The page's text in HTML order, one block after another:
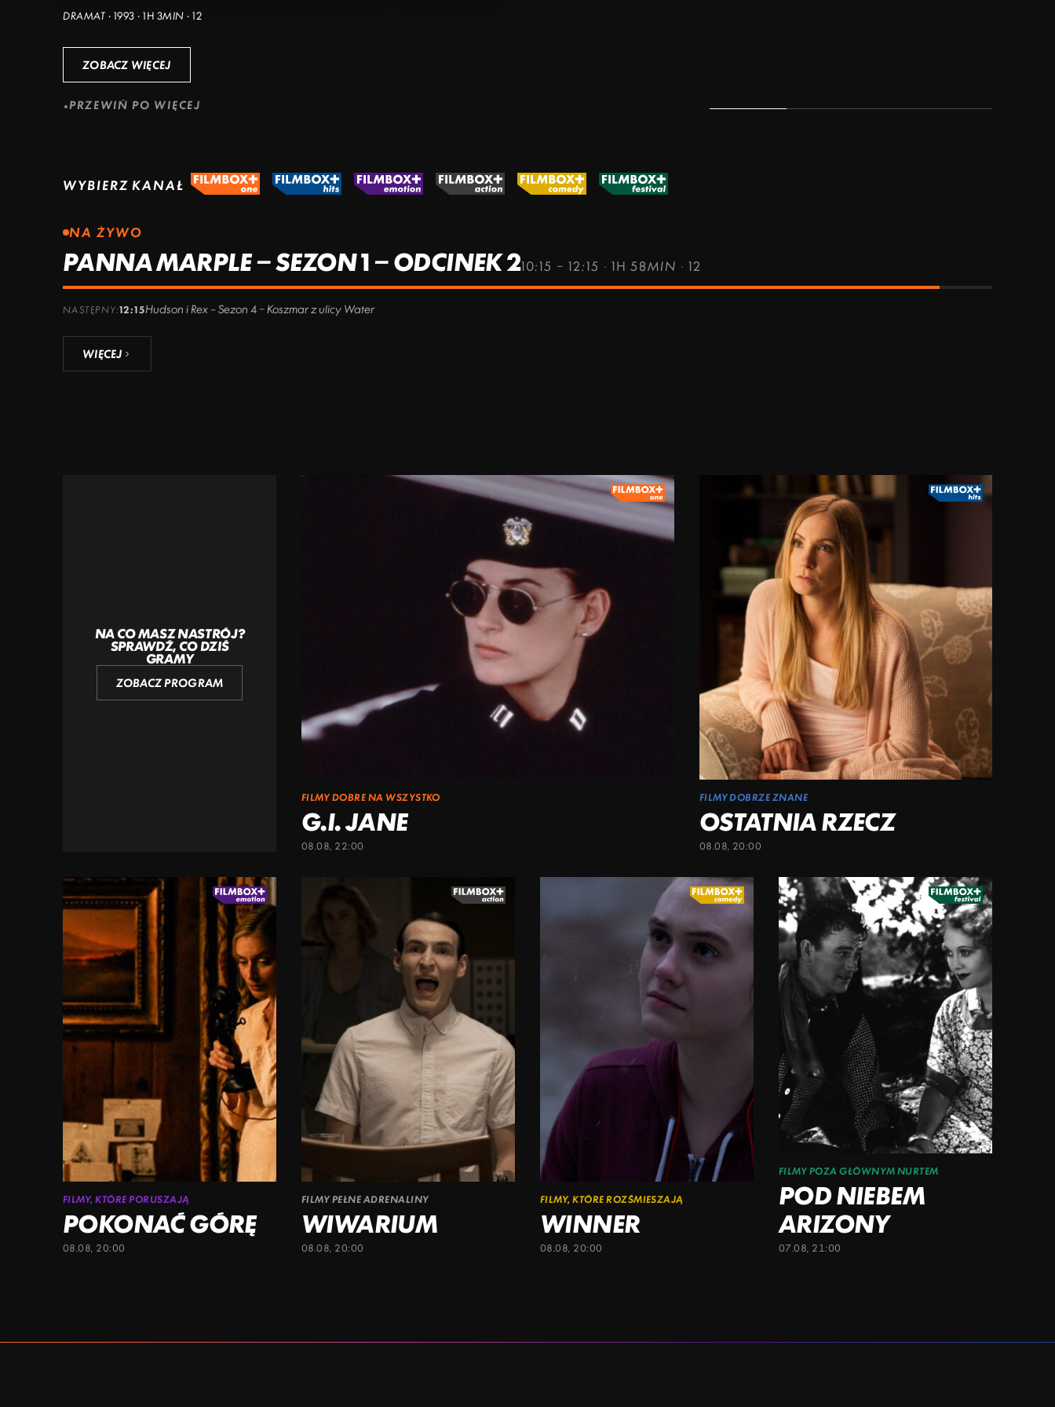
DRAMAT · 1993 · 1H 3MIN · 12
ZOBACZ WIĘCEJ
PRZEWIŃ PO WIĘCEJ
WYBIERZ KANAŁ
NA ŻYWO
PANNA MARPLE – SEZON 1 – ODCINEK 210:15 – 12:15 ·1H 58MIN ·12
NASTĘPNY:12:15Hudson i Rex – Sezon 4 – Koszmar z ulicy Water
WIĘCEJ
NA CO MASZ NASTRÓJ?
SPRAWDŹ, CO DZIŚ
GRAMY
ZOBACZ PROGRAM
FILMY DOBRE NA WSZYSTKO
G.I. JANE
08.08, 22:00
FILMY DOBRZE ZNANE
OSTATNIA RZECZ
08.08, 20:00
FILMY, KTÓRE PORUSZAJĄ
POKONAĆ GÓRĘ
08.08, 20:00
FILMY PEŁNE ADRENALINY
WIWARIUM
08.08, 20:00
FILMY, KTÓRE ROZŚMIESZAJĄ
WINNER
08.08, 20:00
FILMY POZA GŁÓWNYM NURTEM
POD NIEBEM
ARIZONY
07.08, 21:00